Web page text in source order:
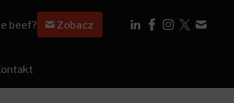
beef? Zobacz